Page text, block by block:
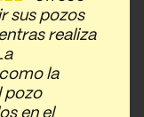
sus pozos
realiza
la
pozo
en el